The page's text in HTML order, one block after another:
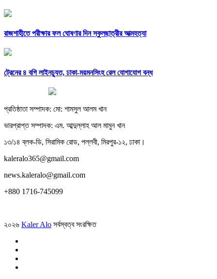
রাজশাহীতে পরীক্ষার ফল ঘোষণার দিন স্কুলছাত্রীর আত্মহত্যা
ট্রেনের ৪ বগি লাইনচ্যুত, ঢাকা-ময়মনসিংহ রেল যোগাযোগ বন্ধ
প্রতিষ্ঠাতা সম্পাদক: মো: শামসুল আলম খান
ভারপ্রাপ্ত সম্পাদক: এম. আব্দুল্লাহ আল মামুন খান
১৩/১৪ ব্লক-ডি, সিরামিক রোড, পল্লবী, মিরপুর-১২, ঢাকা।
kaleralo365@gmail.com
news.kaleralo@gmail.com
+880 1716-745099
২০২৬ Kaler Alo সর্বস্বত্ব সংরক্ষিত